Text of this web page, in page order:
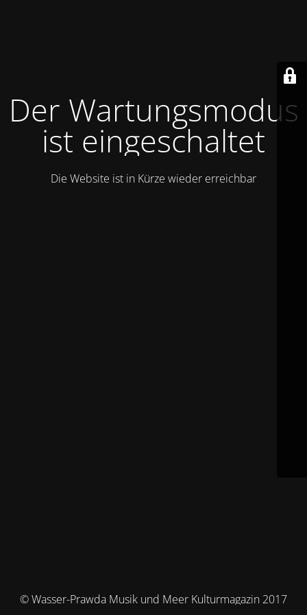
Der Wartungsmodus
ist eingeschaltet
Die Website ist in Kürze wieder erreichbar
© Wasser-Prawda Musik und Meer Kulturmagazin 2017